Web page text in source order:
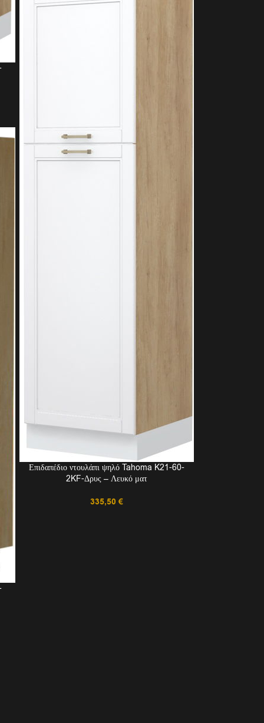
Επιδαπέδιο ντουλάπι ψηλό Tahoma K21-60-
2KF-Δρυς – Λευκό ματ
335,50€